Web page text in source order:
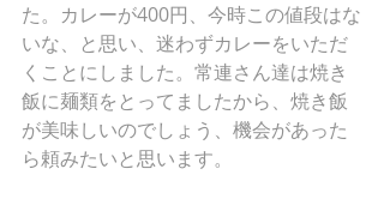
た。カレーが400円、今時この値段はな
いな、と思い、迷わずカレーをいただ
くことにしました。常連さん達は焼き
飯に麺類をとってましたから、焼き飯
が美味しいのでしょう、機会があった
ら頼みたいと思います。